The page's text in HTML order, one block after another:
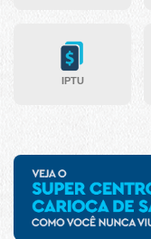
IPTU